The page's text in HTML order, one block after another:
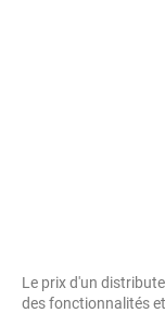
Le prix d'un
des fonctionnalités